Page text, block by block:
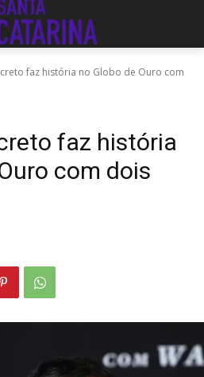
faz história no Globo de Ouro com
faz história
com dois